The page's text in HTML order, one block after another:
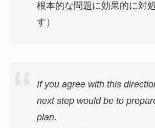
根本的な問題に効果的に対
す）
If you agree with this
next step would be to
plan.